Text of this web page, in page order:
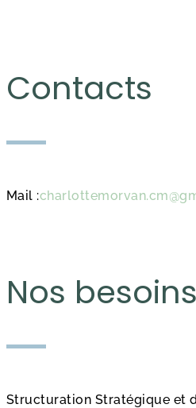
Contacts
Mail :
Nos besoins
Structuration Stratégique et